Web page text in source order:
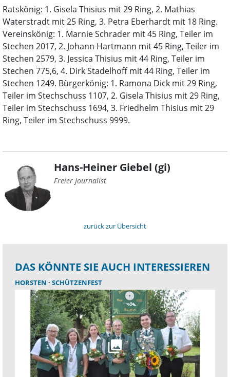
Ratskönig: 1. Gisela Thisius mit 29 Ring, 2. Mathias
Waterstradt mit 25 Ring, 3. Petra Eberhardt mit 18 Ring.
Vereinskönig: 1. Marnie Schrader mit 45 Ring, Teiler im
Stechen 2017, 2. Johann Hartmann mit 45 Ring, Teiler im
Stechen 2579, 3. Jessica Thisius mit 44 Ring, Teiler im
Stechen 775,6, 4. Dirk Stadelhoff mit 44 Ring, Teiler im
Stechen 1249. Bürgerkönig: 1. Ramona Dick mit 29 Ring,
Teiler im Stechschuss 1107, 2. Gisela Thisius mit 29 Ring,
Teiler im Stechschuss 1694, 3. Friedhelm Thisius mit 29
Ring, Teiler im Stechschuss 9999.
Hans-Heiner Giebel (gi)
Freier Journalist
zurück zur Übersicht
DAS KÖNNTE SIE AUCH INTERESSIEREN
HORSTEN SCHÜTZENFEST